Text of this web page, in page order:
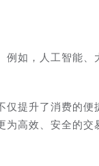
例如，人工智能、
仅提升了消费的便
为高效、安全的交